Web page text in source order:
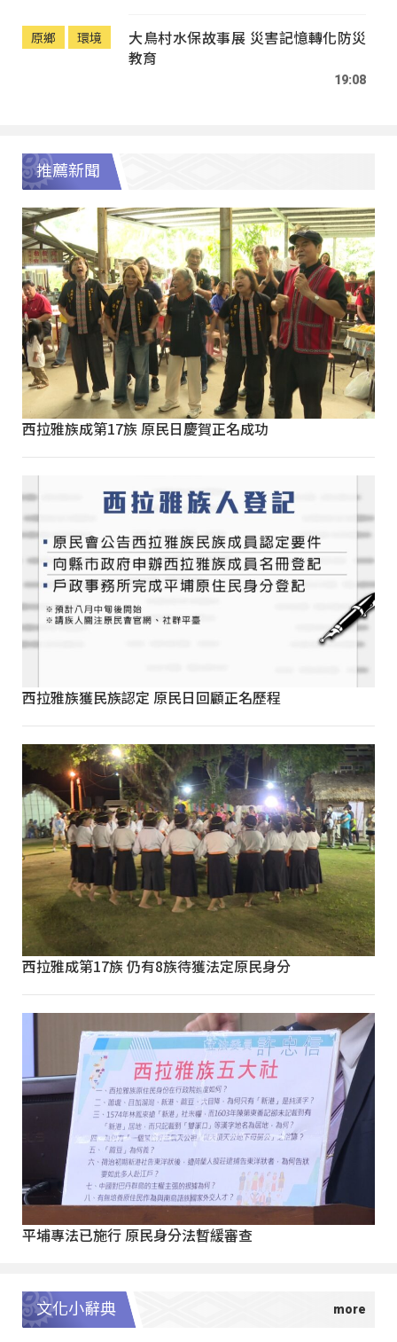
原鄉 環境
大鳥村水保故事展 災害記憶轉化防災
教育
19:08
推薦新聞
西拉雅族成第17族 原民日慶賀正名成功
西拉雅族獲民族認定 原民日回顧正名歷程
西拉雅成第17族 仍有8族待獲法定原民身分
平埔專法已施行 原民身分法暫緩審查
文化小辭典